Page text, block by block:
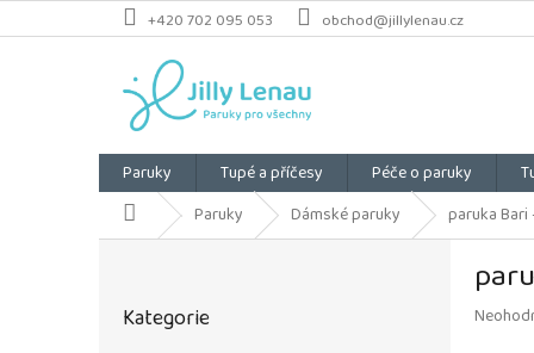
Přejít
na
+420 702 095 053 obchod@jillylenau.cz
Paruky Tupé a příčesy Péče o paruky
Domů Paruky Dámské paruky paruka Bari
P
kategorie
Kategorie